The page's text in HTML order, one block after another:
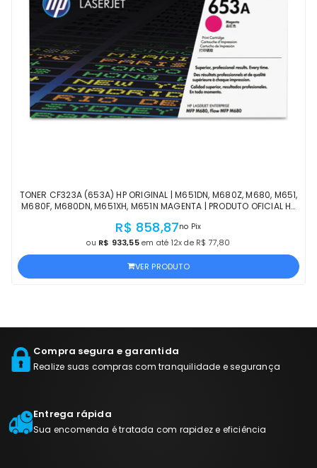
TONER CF323A (653A) HP ORIGINAL | M651DN, M680Z, M680, M651,
M680F, M680DN, M651XH, M651N MAGENTA | PRODUTO OFICIAL HP
R$ 858,87no Pix
ou R$ 933,55em até 12x de R$ 77,80
VER PRODUTO
Compra segura e garantida
Realize suas compras com tranquilidade e segurança
Entrega rápida
Sua encomenda é tratada com rapidez e eficiência